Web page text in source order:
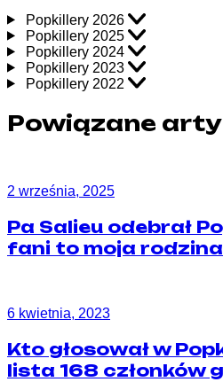
Popkillery 2026
Popkillery 2025
Popkillery 2024
Popkillery 2023
Popkillery 2022
Powiązane
2 września, 2025
Pa Salieu odebrał
fani to moja
6 kwietnia, 2023
Kto głosował w
lista 168 członków